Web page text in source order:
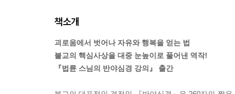
책소개
괴로움에서 벗어나 자유와 행복을 얻는 법
불교의 핵심사상을 대중 눈높이로 풀어낸 역작!
『법륜 스님의 반야심경 강의』 출간